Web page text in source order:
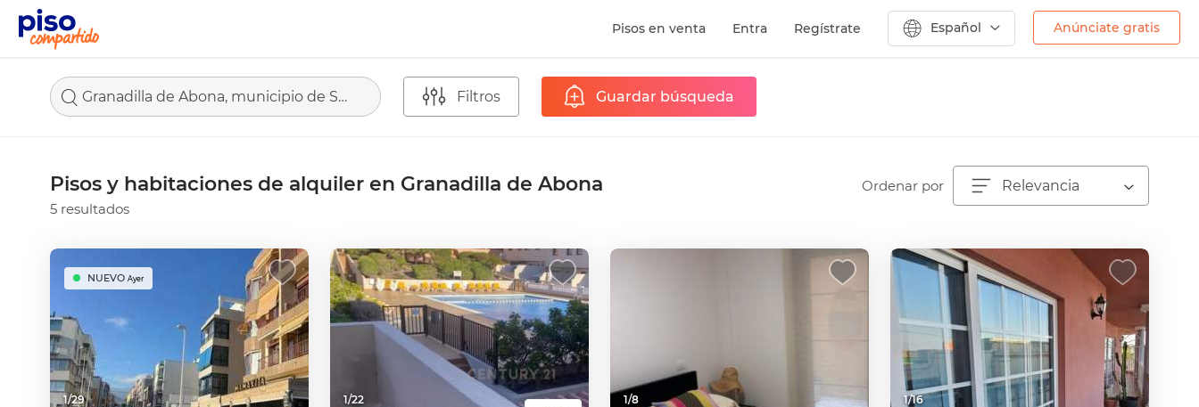
Pisos en venta Entra Regístrate Español Anúnciate gratis
Granadilla de Abona, municipio de Santa Cruz de Tenerife Filtros Guardar búsqueda
Pisos y habitaciones de alquiler en Granadilla de Abona
5 resultados
Ordenar por Relevancia
1/29
NUEVO Ayer
1/22 1/8 1/16